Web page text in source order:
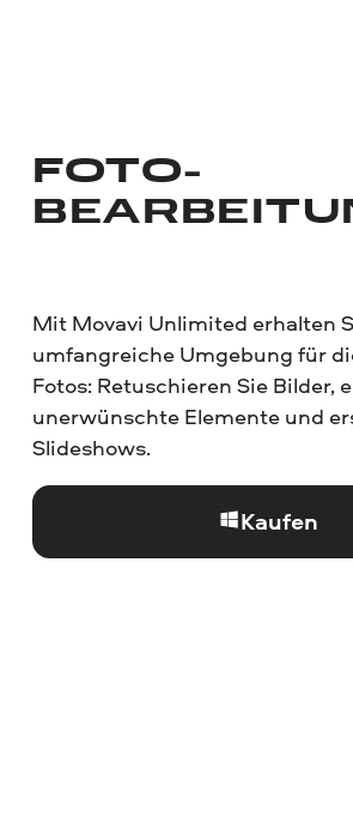
FOTO­
Mit Movavi Unlimited erhalten
umfangreiche Umgebung für
Fotos: Retuschieren Sie Bilder,
unerwünschte Elemente und
Slideshows.
Kaufen